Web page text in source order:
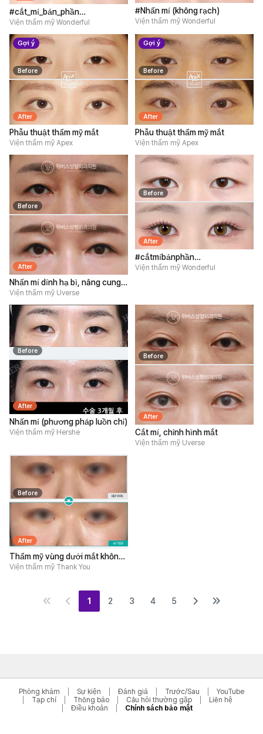
#cắt_mí_bán_phần
#mở_rộng_góc_mắt_trên
#mở_rộng_góc_mắt_ngoài_và_hạ_mi_dưới
#lấy_mỡ_mí_mắt_trên
Viện thẩm mỹ Wonderful
#Nhấn mí (không rạch)
Viện thẩm mỹ Wonderful
Before
After
Gợi ý
Phẫu thuật thẩm mỹ mắt
Viện thẩm mỹ Apex
Before
After
Gợi ý
Phẫu thuật thẩm mỹ mắt
Viện thẩm mỹ Apex
Before
After
Nhấn mí dính hạ bì, nâng cung
mày dưới.
Viện thẩm mỹ Uverse
Before
After
#cắtmíbánphần
#mởgócmắttrên
Viện thẩm mỹ Wonderful
Before
After
Nhấn mí (phương pháp luồn chỉ)
Viện thẩm mỹ Hershe
Before
After
Cắt mí, chỉnh hình mắt
Viện thẩm mỹ Uverse
Before
After
Thẩm mỹ vùng dưới mắt không
phẫu thuật
Viện thẩm mỹ Thank You
1 2 3 4 5
Phòng khám Sự kiện Đánh giá Trước/Sau
YouTube
Tạp chí
Thông báo Câu hỏi thường gặp
Liên hệ
Điều khoản
Chính sách bảo mật